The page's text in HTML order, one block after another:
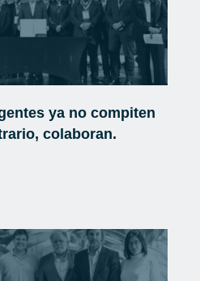
ya no compiten
colaboran.